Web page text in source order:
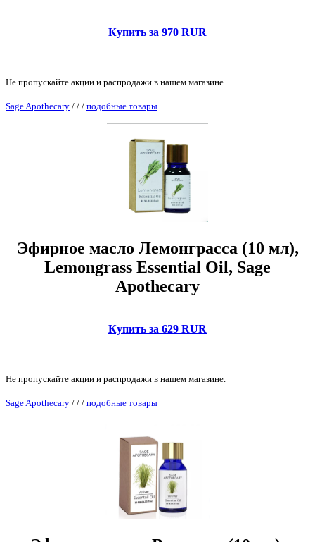
Купить за 970 RUR
Не пропускайте акции и распродажи в нашем магазине.
Sage Apothecary / / / подобные товары
Эфирное масло Лемонграсcа (10 мл),
Lemongrass Essential Oil, Sage
Apothecary
Купить за 629 RUR
Не пропускайте акции и распродажи в нашем магазине.
Sage Apothecary / / / подобные товары